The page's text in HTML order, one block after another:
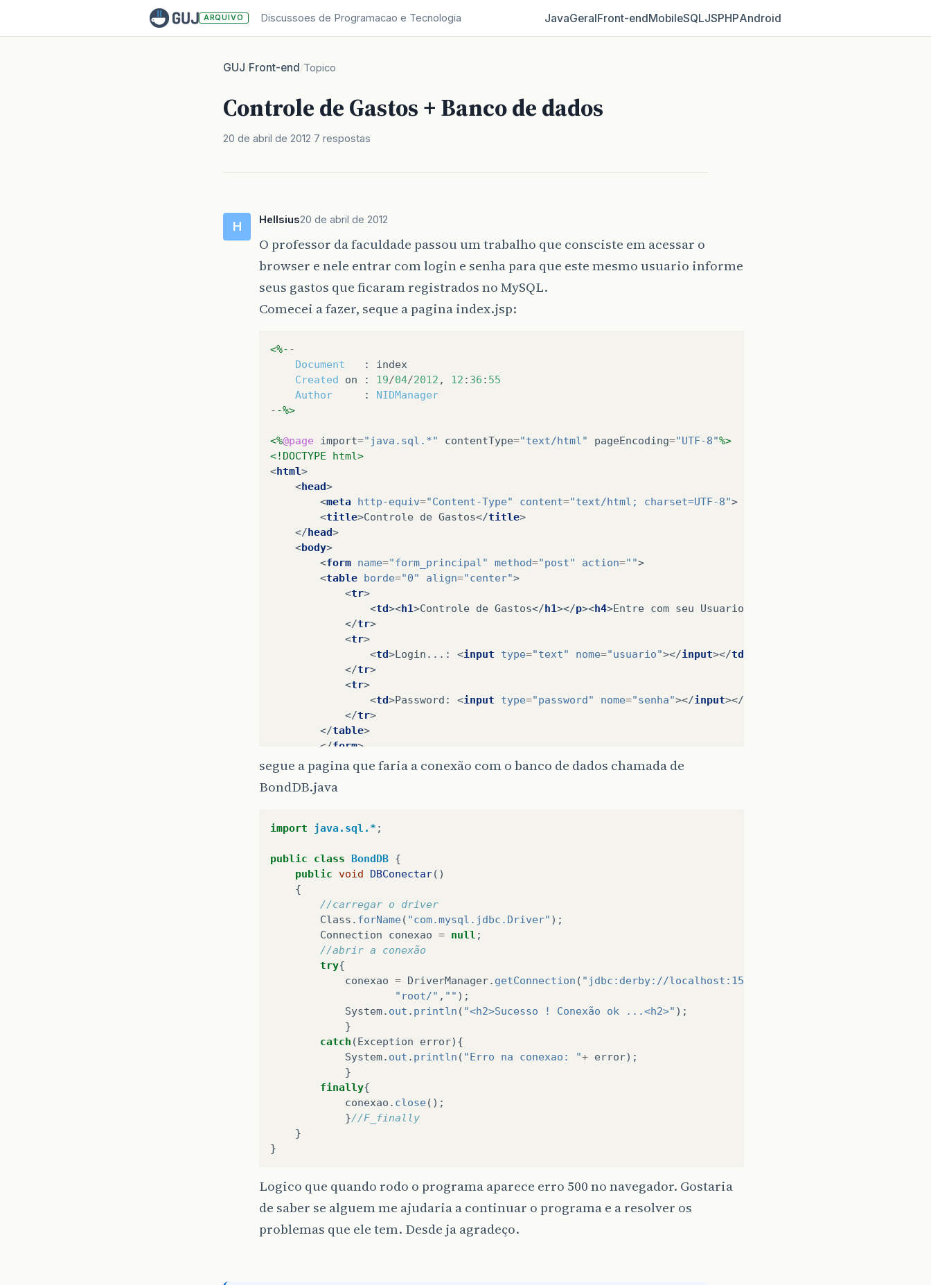
ARQUIVO Discussoes de Programacao e Tecnologia JavaGeralFront‑endMobileSQLJSPHPAndroid
GUJ/Front-end/Topico
Controle de Gastos + Banco de dados
20 de abril de 2012 7 respostas
H Hellsius20 de abril de 2012
O professor da faculdade passou um trabalho que consciste em acessar o
browser e nele entrar com login e senha para que este mesmo usuario informe
seus gastos que ficaram registrados no MySQL.
Comecei a fazer, seque a pagina index.jsp:
<%- -
Document
:
index
Created
on : 19/04/2012 , 12 : 36 : 55
Author
:
NIDManager
- -%>
<%@page import="java.sql.*" contentType="text/html" pageEncoding="UTF-8"%>
<!DOCTYPE html>
<html>
<head>
<meta http-equiv="Content-Type" content="text/html; charset=UTF-8">
<title>Controle de Gastos</title>
</head>
<body>
<form name="form_principal" method="post" action="">
<table borde="0" align="center">
<tr>
<td><h1>Controle de Gastos</h1></p><h4>Entre com seu Usuario e Senha
</tr>
<tr>
<td>Login...: <input type="text" nome="usuario"></input></td
</tr>
<tr>
<td>Password: <input type="password" nome="senha"></input></
</tr>
</table>
</form>
body>
</
>
<%
segue a pagina que faria a conexão com o banco de dados chamada de
BondDB.java
import java.sql.* ;
public class BondDB {
public void DBConectar()
{
//carregar o driver
Class . forName( "com.mysql.jdbc.Driver" );
Connection
conexao = null ;
//abrir a conexão
try{
conexao = DriverManager. getConnection ( "jdbc:derby://localhost:1527/ControleGastos"
"root/" , "" );
System. out . println ( "<h2>Sucesso ! Conexão ok ...<h2>" );
}
catch (Exception error){
System. out . println ( "Erro na conexao: "+ error);
}
finally{
conexao . close();
}//F_finally
}
}
Logico que quando rodo o programa aparece erro 500 no navegador. Gostaria
de saber se alguem me ajudaria a continuar o programa e a resolver os
problemas que ele tem. Desde ja agradeço.